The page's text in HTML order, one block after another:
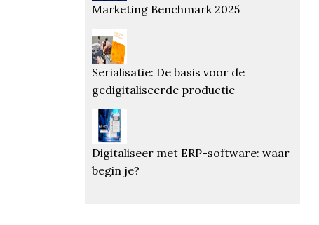
Marketing Benchmark 2025
Serialisatie: De basis voor de
gedigitaliseerde productie
Digitaliseer met ERP-software: waar
begin je?